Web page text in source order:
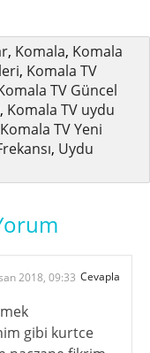
, Komala, Komala
, Komala TV
TV Güncel
, Komala TV uydu
Komala TV Yeni
, Uydu
2018, 09:33
gibi kurtce
Cevapla